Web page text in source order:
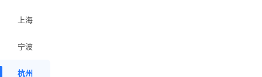
上海
宁波
杭州